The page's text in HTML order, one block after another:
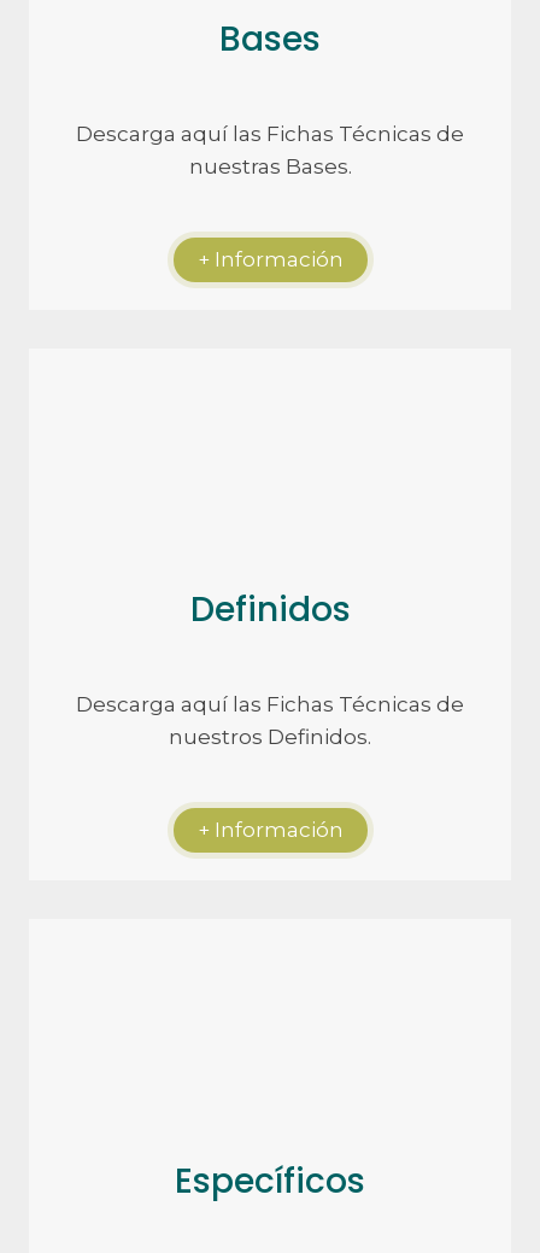
Bases
Descarga aquí las Fichas Técnicas de
nuestras Bases.
+ Información
Definidos
Descarga aquí las Fichas Técnicas de
nuestros Definidos.
+ Información
Específicos